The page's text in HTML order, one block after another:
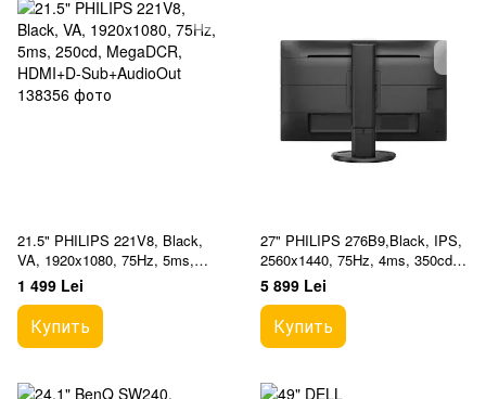
21.5" PHILIPS 221V8, Black,
VA, 1920x1080, 75Hz, 5ms,
250cd, MegaDCR, HDMI+D-
Sub+AudioOut
1 499 Lei
Купить
27" PHILIPS 276B9,Black, IPS,
2560x1440, 75Hz, 4ms, 350cd,
DCR50M:1,
HDMI+DP+USB+TypeC, Spkrs,
Pivot
5 899 Lei
Купить